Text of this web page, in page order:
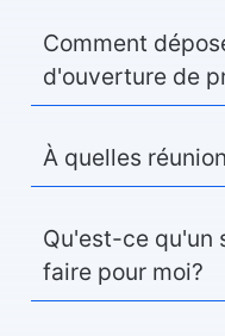
Comment
d'ouverture de
À quelles
Qu'est-ce qu'un
faire pour moi?